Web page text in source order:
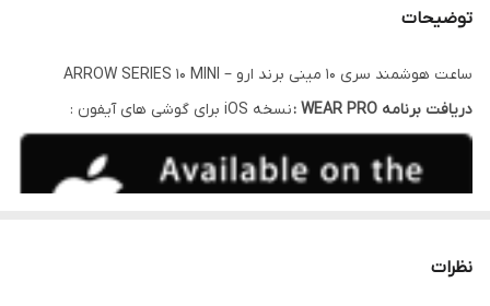
فیلم اموزشی
ارسال رایگان دارد
سایز قاب 42mm
توضیحات
ساعت هوشمند سری ۱۰ مینی برند ارو – ARROW SERIES 10 MINI
دریافت برنامه WEAR PRO :
نسخه iOS برای گوشی های آیفون :
نظرات